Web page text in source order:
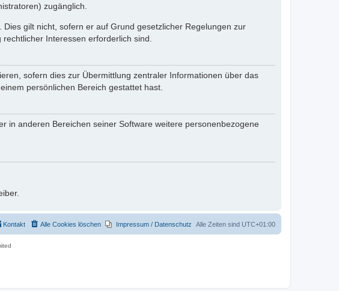
zugänglich.
gilt nicht, sofern er auf Grund gesetzlicher Regelungen zur
Interessen erforderlich sind.
sofern dies zur Übermittlung zentraler Informationen über das
persönlichen Bereich gestattet hast.
in anderen Bereichen seiner Software weitere personenbezogene
Alle Zeiten sind UTC+01:00
Impressum / Datenschutz
Alle Cookies löschen
Kontakt